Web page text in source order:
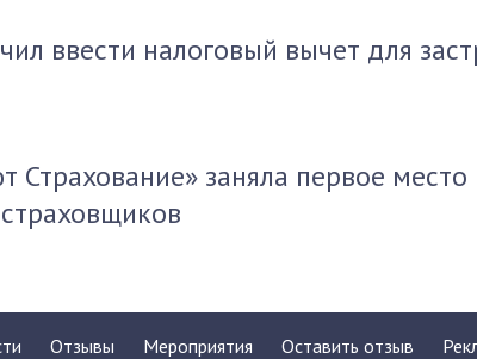
ввести налоговый вычет для
Страхование» заняла первое место
Отзывы Мероприятия Оставить отзыв